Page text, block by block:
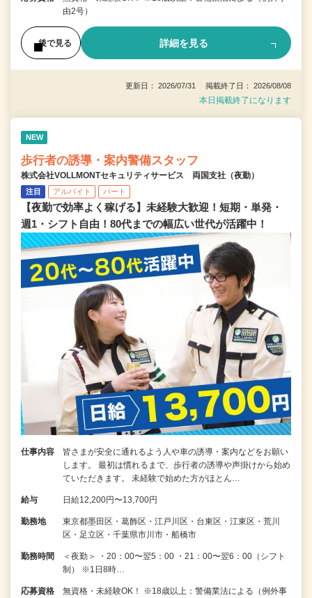
由2号）
後で見る 詳細を見る
更新日： 2026/07/31 掲載終了日： 2026/08/08
本日掲載終了になります
NEW
歩行者の誘導・案内警備スタッフ
株式会社VOLLMONTセキュリティサービス 両国支社（夜勤）
注目 アルバイト パート
【夜勤で効率よく稼げる】未経験大歓迎！短期・単発・
週1・シフト自由！80代までの幅広い世代が活躍中！
仕事内容
皆さまが安全に通れるよう人や車の誘導・案内などをお願い
します。 最初は慣れるまで、歩行者の誘導や声掛けから始め
ていただきます。 未経験で始めた方がほとん…
給与 日給12,200円〜13,700円
勤務地
東京都墨田区・葛飾区・江戸川区・台東区・江東区・荒川
区・足立区・千葉県市川市・船橋市
勤務時間
＜夜勤＞ ・20：00〜翌5：00 ・21：00〜翌6：00（シフト
制） ※1日8時…
応募資格
無資格・未経験OK！ ※18歳以上：警備業法による（例外事